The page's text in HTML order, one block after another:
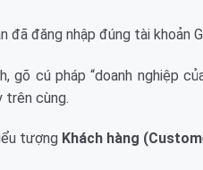
đăng nhập đúng tài khoản
gõ cú pháp “doanh nghiệp
trên cùng.
tượng Khách hàng